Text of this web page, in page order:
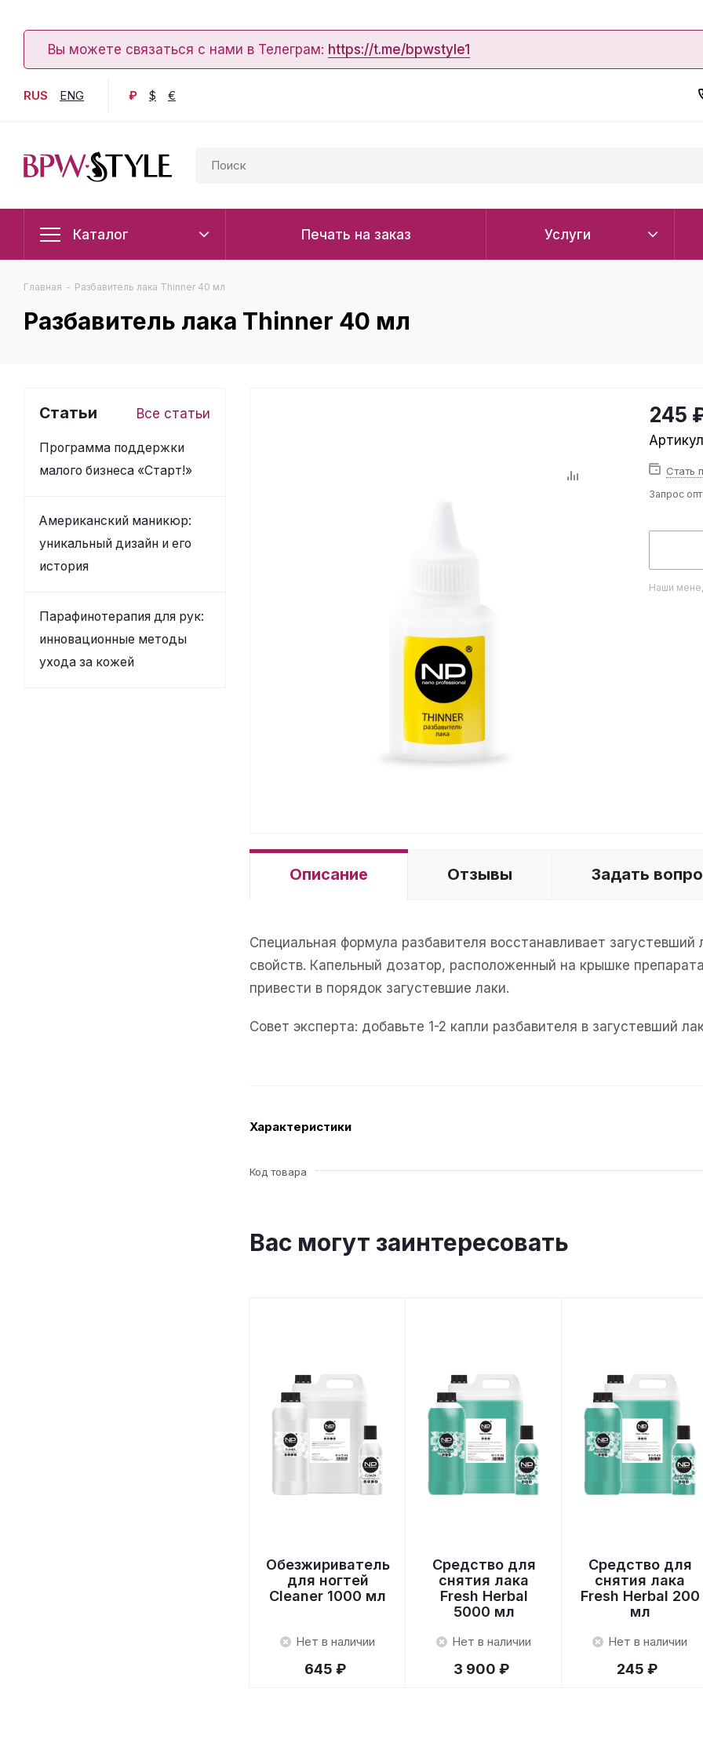
Вы можете связаться с нами в Телеграм: https://t.me/bpwstyle1
RUS ENG ₽ $ €
Каталог Печать на заказ Услуги
Главная - Разбавитель лака Thinner 40 мл
Разбавитель лака Thinner 40 мл
245
Стать
Запрос
Наши
Описание Отзывы Задать
Специальная формула разбавителя восстанавливает
свойств. Капельный дозатор, расположенный на крышке
привести в порядок загустевшие лаки.
Совет эксперта: добавьте 1-2 капли разбавителя в загустевший
Характеристики
Код товара
Вас могут заинтересовать
Обезжириватель
для ногтей
Cleaner 1000 мл
Нет в наличии
645 ₽
Средство для
снятия лака
Fresh Herbal
5000 мл
Нет в наличии
3 900 ₽
Средство для
снятия лака
Fresh Herbal 200
мл
Нет в наличии
245 ₽
Статьи Все статьи
Программа поддержки
малого бизнеса «Старт!»
Американский маникюр:
уникальный дизайн и его
история
Парафинотерапия для рук:
инновационные методы
ухода за кожей